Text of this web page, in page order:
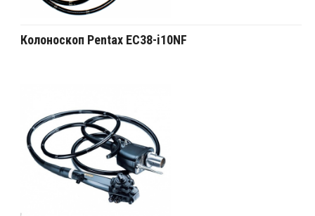
Колоноскоп Pentax EC38-i10NF